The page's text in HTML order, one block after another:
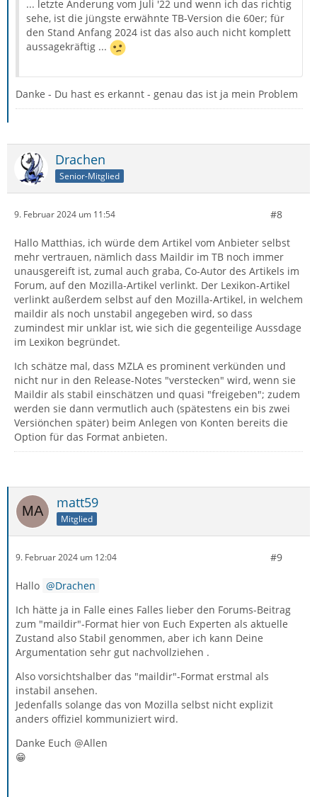
... letzte Änderung vom Juli '22 und wenn ich das richtig
sehe, ist die jüngste erwähnte TB-Version die 60er; für
den Stand Anfang 2024 ist das also auch nicht komplett
aussagekräftig ...
Danke - Du hast es erkannt - genau das ist ja mein Problem
Drachen
Senior-Mitglied
9. Februar 2024 um 11:54 #8
Hallo Matthias, ich würde dem Artikel vom Anbieter selbst
mehr vertrauen, nämlich dass Maildir im TB noch immer
unausgereift ist, zumal auch graba, Co-Autor des Artikels im
Forum, auf den Mozilla-Artikel verlinkt. Der Lexikon-Artikel
verlinkt außerdem selbst auf den Mozilla-Artikel, in welchem
maildir als noch unstabil angegeben wird, so dass
zumindest mir unklar ist, wie sich die gegenteilige Aussdage
im Lexikon begründet.
Ich schätze mal, dass MZLA es prominent verkünden und
nicht nur in den Release-Notes "verstecken" wird, wenn sie
Maildir als stabil einschätzen und quasi "freigeben"; zudem
werden sie dann vermutlich auch (spätestens ein bis zwei
Versiönchen später) beim Anlegen von Konten bereits die
Option für das Format anbieten.
matt59
Mitglied
9. Februar 2024 um 12:04 #9
Hallo
Drachen
Ich hätte ja in Falle eines Falles lieber den Forums-Beitrag
zum "maildir"-Format hier von Euch Experten als aktuelle
Zustand also Stabil genommen, aber ich kann Deine
Argumentation sehr gut nachvollziehen .
Also vorsichtshalber das "maildir"-Format erstmal als
instabil ansehen.
Jedenfalls solange das von Mozilla selbst nicht explizit
anders offiziel kommuniziert wird.
Danke Euch @Allen
😁